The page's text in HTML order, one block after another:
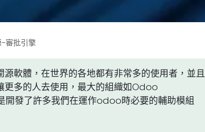
審批引擎
軟體，在世界的各地都有非常多的使用者，並且
多的人去使用，最大的組織如Odoo
發了許多我們在運作odoo時必要的輔助模組